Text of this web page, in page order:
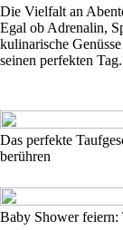
Die Vielfalt an
Egal ob Adrenalin,
kulinarische
seinen perfekten Tag.
Das perfekte
berühren
Baby Shower feiern: